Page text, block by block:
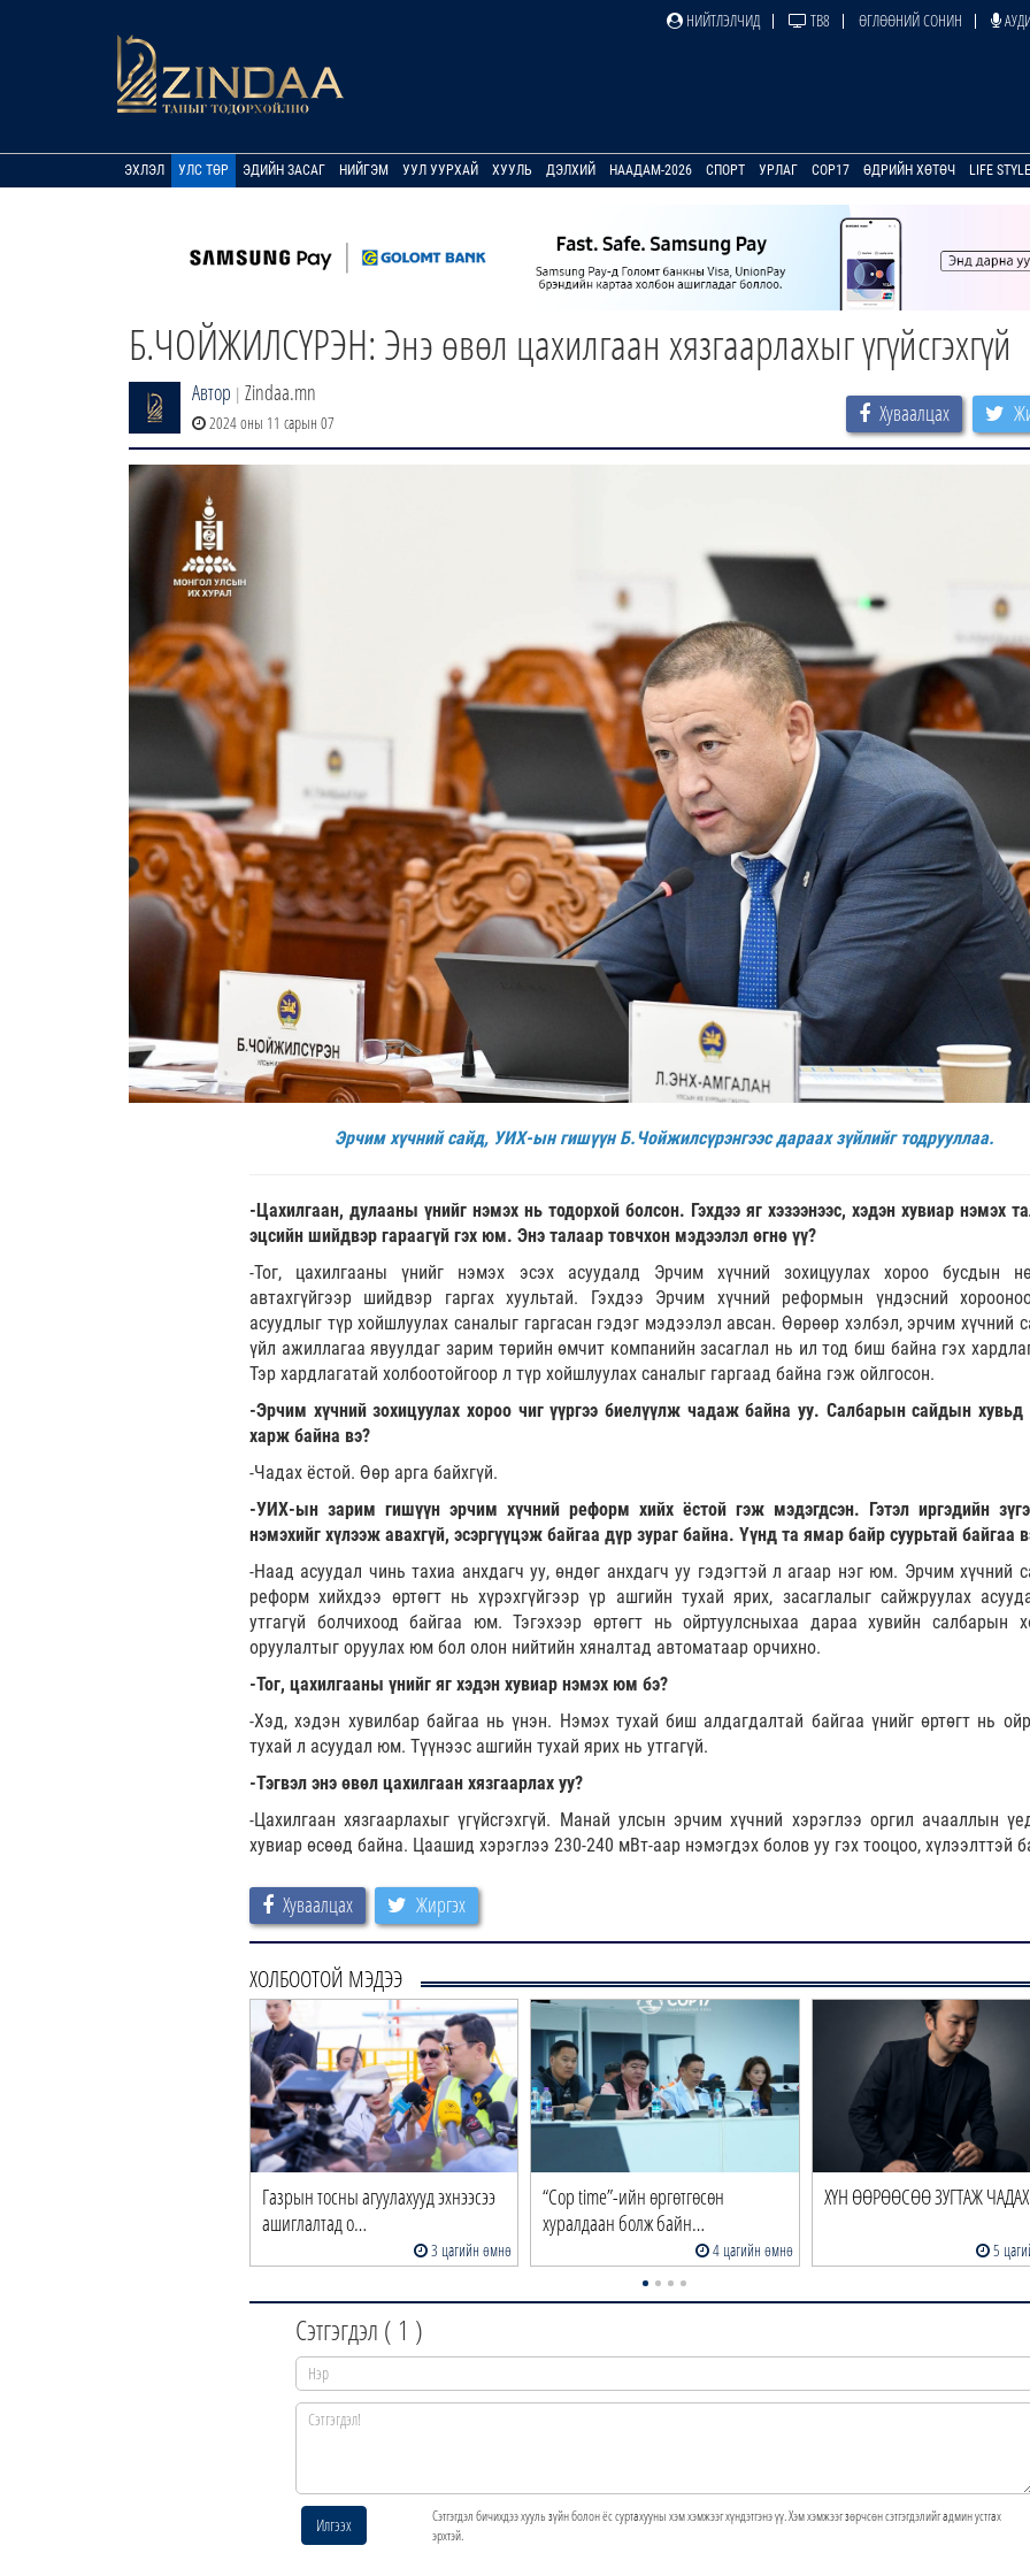
НИЙТЛЭЛЧИД ТВ8 ӨГЛӨӨНИЙ СОНИН
ЭХЛЭЛ УЛС ТӨР ЭДИЙН ЗАСАГ НИЙГЭМ УУЛ УУРХАЙ ХУУЛЬ ДЭЛХИЙ НААДАМ-2026 СПОРТ УРЛАГ COP17 ӨДРИЙН ХӨТӨЧ LIFE STYLE
Б.ЧОЙЖИЛСҮРЭН: Энэ өвөл цахилгаан хязгаарлахыг үгүйсгэхгүй
Автор | Zindaa.mn
2024 оны 11 сарын 07 Хуваалцах
Эрчим хүчний сайд, УИХ-ын гишүүн Б.Чойжилсүрэнгээс дараах зүйлийг тодрууллаа.
-Цахилгаан, дулааны үнийг нэмэх нь тодорхой болсон. Гэхдээ яг хэзээнээс, хэдэн хувиар нэмэх
эцсийн шийдвэр гараагүй гэх юм. Энэ талаар товчхон мэдээлэл өгнө үү?
-Тог, цахилгааны үнийг нэмэх эсэх асуудалд Эрчим хүчний зохицуулах хороо бусдын
автахгүйгээр шийдвэр гаргах хуультай. Гэхдээ Эрчим хүчний реформын үндэсний
асуудлыг түр хойшлуулах саналыг гаргасан гэдэг мэдээлэл авсан. Өөрөөр хэлбэл, эрчим хүчний
үйл ажиллагаа явуулдаг зарим төрийн өмчит компанийн засаглал нь ил тод биш байна гэх
Тэр хардлагатай холбоотойгоор л түр хойшлуулах саналыг гаргаад байна гэж ойлгосон.
-Эрчим хүчний зохицуулах хороо чиг үүргээ биелүүлж чадаж байна уу. Салбарын сайдын хувьд
харж байна вэ?
-Чадах ёстой. Өөр арга байхгүй.
-УИХ-ын зарим гишүүн эрчим хүчний реформ хийх ёстой гэж мэдэгдсэн. Гэтэл иргэдийн
нэмэхийг хүлээж авахгүй, эсэргүүцэж байгаа дүр зураг байна. Үүнд та ямар байр суурьтай байгаа
-Наад асуудал чинь тахиа анхдагч уу, өндөг анхдагч уу гэдэгтэй л агаар нэг юм. Эрчим хүчний
реформ хийхдээ өртөгт нь хүрэхгүйгээр үр ашгийн тухай ярих, засаглалыг сайжруулах
утгагүй болчихоод байгаа юм. Тэгэхээр өртөгт нь ойртуулсныхаа дараа хувийн салбарын
оруулалтыг оруулах юм бол олон нийтийн хяналтад автоматаар орчихно.
-Тог, цахилгааны үнийг яг хэдэн хувиар нэмэх юм бэ?
-Хэд, хэдэн хувилбар байгаа нь үнэн. Нэмэх тухай биш алдагдалтай байгаа үнийг өртөгт нь
тухай л асуудал юм. Түүнээс ашгийн тухай ярих нь утгагүй.
-Тэгвэл энэ өвөл цахилгаан хязгаарлах уу?
-Цахилгаан хязгаарлахыг үгүйсгэхгүй. Манай улсын эрчим хүчний хэрэглээ оргил ачааллын
хувиар өсөөд байна. Цаашид хэрэглээ 230-240 мВт-аар нэмэгдэх болов уу гэх тооцоо, хүлээлттэй
Хуваалцах Жиргэх
ХОЛБООТОЙ МЭДЭЭ
Газрын тосны агуулахууд эхнээсээ
ашиглалтад о…
3 цагийн өмнө
“Cop time”-ийн өргөтгөсөн
хуралдаан болж байн…
4 цагийн өмнө
ХҮН ӨӨРӨӨСӨӨ ЗУГТАЖ ЧАДАХ
5
Сэтгэгдэл ( 1 )
Илгээх
Сэтгэгдэл бичихдээ хууль зүйн болон ёс суртахууны хэм хэмжээг хүндэтгэнэ үү. Хэм хэмжээг зөрчсөн сэтгэгдэлийг админ устгах
эрхтэй.